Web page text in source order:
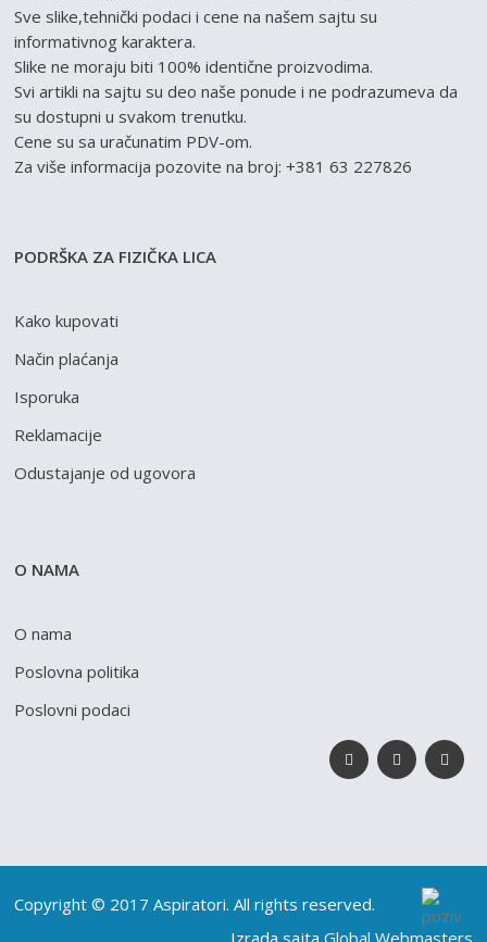
Sve slike,tehnički podaci i cene na našem sajtu su
informativnog karaktera.
Slike ne moraju biti 100% identične proizvodima.
Svi artikli na sajtu su deo naše ponude i ne podrazumeva da
su dostupni u svakom trenutku.
Cene su sa uračunatim PDV-om.
Za više informacija pozovite na broj: +381 63 227826
PODRŠKA ZA FIZIČKA LICA
Kako kupovati
Način plaćanja
Isporuka
Reklamacije
Odustajanje od ugovora
O NAMA
O nama
Poslovna politika
Poslovni podaci
Copyright © 2017 Aspiratori. All rights reserved.